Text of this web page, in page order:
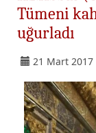
Tümeni
uğurladı
21 Mart 2017